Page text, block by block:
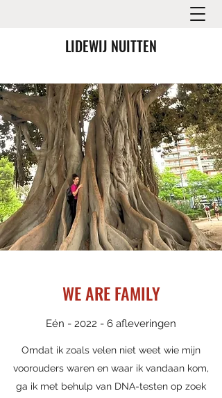
LIDEWIJ NUITTEN
WE ARE FAMILY
Eén - 2022 - 6 afleveringen
Omdat ik zoals velen niet weet wie mijn
voorouders waren en waar ik vandaan kom,
ga ik met behulp van DNA-testen op zoek